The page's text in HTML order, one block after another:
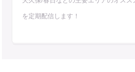
を定期配信します！